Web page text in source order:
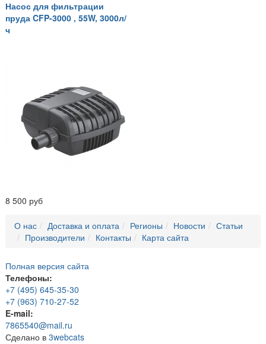
Насос для фильтрации
пруда CFP-3000 , 55W, 3000л/
ч
8 500 руб
О нас Доставка и оплата Регионы Новости
Статьи
Производители
Контакты Карта сайта
Полная версия сайта
Телефоны:
+7 (495) 645-35-30
+7 (963) 710-27-52
E-mail:
7865540@mail.ru
Сделано в 3webcats